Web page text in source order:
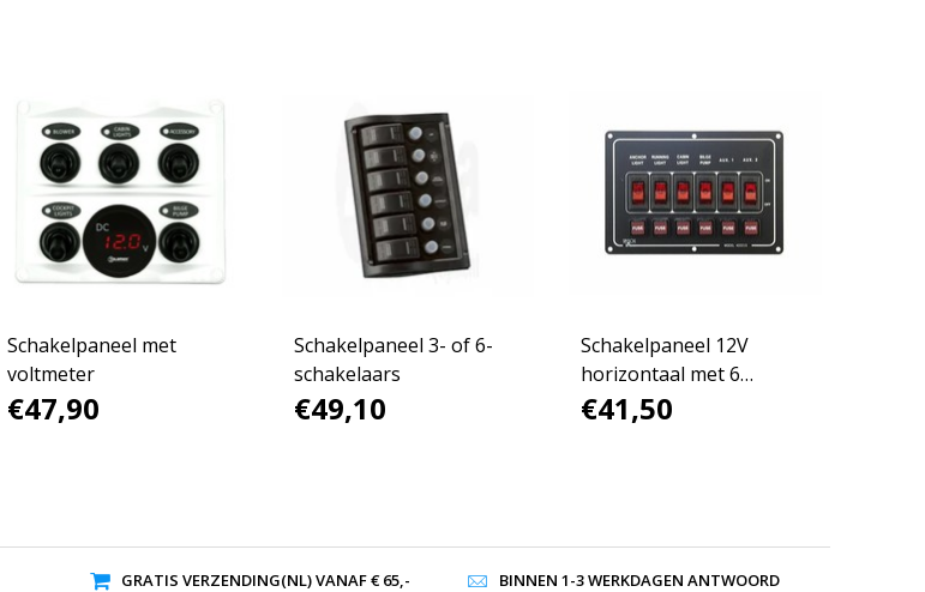
Schakelpaneel met
voltmeter
€47,90
Schakelpaneel 3- of 6-
schakelaars
€49,10
Schakelpaneel 12V
horizontaal met 6
schakelaars
€41,50
GRATIS VERZENDING(NL) VANAF € 65,- BINNEN 1-3 WERKDAGEN ANTWOORD